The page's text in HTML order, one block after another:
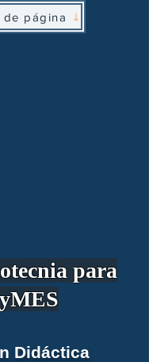
de página
para
Didáctica